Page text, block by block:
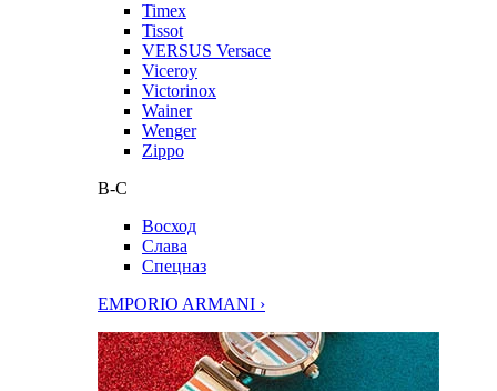
Timex
Tissot
VERSUS Versace
Viceroy
Victorinox
Wainer
Wenger
Zippo
В-С
Восход
Слава
Спецназ
EMPORIO ARMANI ›